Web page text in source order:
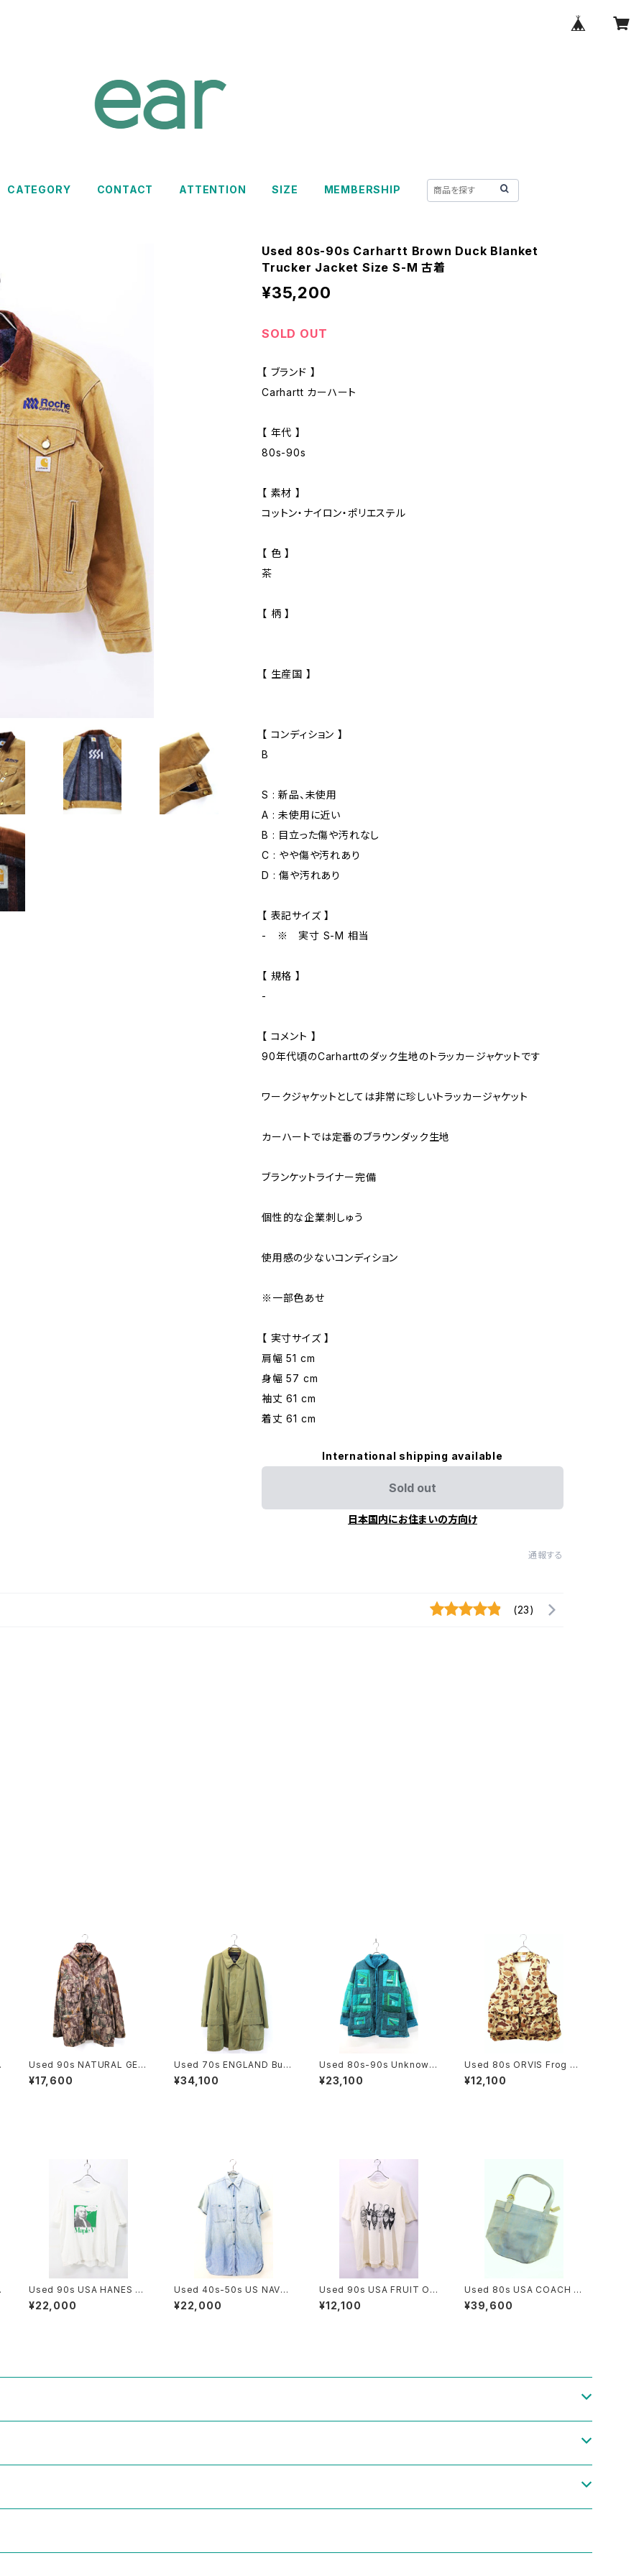
CATEGORY CONTACT ATTENTION SIZE MEMBERSHIP
Used 80s-90s Carhartt Brown Duck Blanket
Trucker Jacket Size S-M 古着
¥35,200
SOLD OUT
【 ブランド 】
Carhartt カーハート
【 年代 】
80s-90s
【 素材 】
コットン・ナイロン・ポリエステル
【 色 】
茶
【 柄 】
【 生産国 】
【 コンディション 】
B
S : 新品、未使用
A : 未使用に近い
B : 目立った傷や汚れなし
C : やや傷や汚れあり
D : 傷や汚れあり
【 表記サイズ 】
- ※ 実寸 S-M 相当
【 規格 】
-
【 コメント 】
90年代頃のCarharttのダック生地のトラッカージャケットです
ワークジャケットとしては非常に珍しいトラッカージャケット
カーハートでは定番のブラウンダック生地
ブランケットライナー完備
個性的な企業刺しゅう
使用感の少ないコンディション
※一部色あせ
【 実寸サイズ 】
肩幅 51 cm
身幅 57 cm
袖丈 61 cm
着丈 61 cm
International shipping available
Sold out
日本国内にお住まいの方向け
通報する
(23)
Used 90s NATURAL GEA
R Beatiful Real Tree Cam
o Fake Suede Mountain
¥17,600
Used 70s ENGLAND Burb
errys Equivocal Balmaca
an Half Coat Size L 相当
¥34,100
Used 80s-90s Unknown
Turquoise Quilt Patch W
ork Padded Jacket Size
¥23,100
Used 80s ORVIS Frog Ca
mo Hunting Gimmick Ves
t Size L 古着
¥12,100
Used 90s USA HANES N
ewton Tech Pop Art Grap
hic T-Shirt Size XL 古着
¥22,000
Used 40s-50s US NAVY
Blue Chambray Cut Off S
hirt Size 14 1/2 古着
¥22,000
Used 90s USA FRUIT OF
THE LOOM 6Cats Doubl
e Side Animal Graphic T-
¥12,100
Used 80s USA COACH T
urquoise Rare Color Fad
e Grab Leather Big Size
¥39,600